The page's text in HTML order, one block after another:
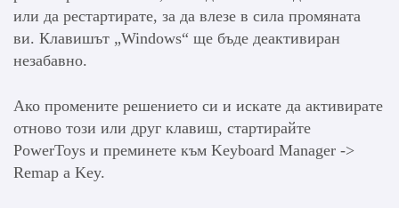
или да рестартирате, за да влезе в сила промяната
ви. Клавишът „Windows“ ще бъде деактивиран
незабавно.
Ако промените решението си и искате да активирате
отново този или друг клавиш, стартирайте
PowerToys и преминете към Keyboard Manager ->
Remap a Key.